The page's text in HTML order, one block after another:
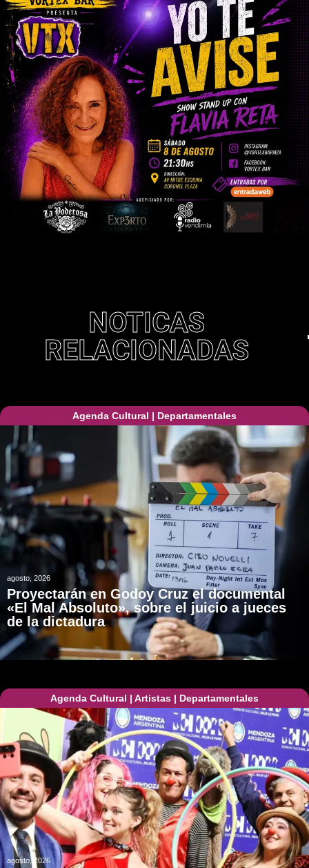
NOTICAS
RELACIONADAS
Agenda Cultural | Departamentales
agosto, 2026
Proyectarán en Godoy Cruz el documental
«El Mal Absoluto», sobre el juicio a jueces
de la dictadura
Agenda Cultural | Artistas | Departamentales
agosto, 2026